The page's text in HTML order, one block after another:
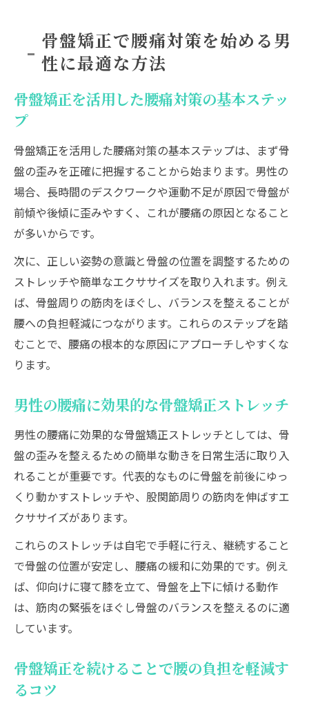
骨盤矯正で腰痛対策を始める男
性に最適な方法
骨盤矯正を活用した腰痛対策の基本ステッ
プ
骨盤矯正を活用した腰痛対策の基本ステップは、まず骨
盤の歪みを正確に把握することから始まります。男性の
場合、長時間のデスクワークや運動不足が原因で骨盤が
前傾や後傾に歪みやすく、これが腰痛の原因となること
が多いからです。
次に、正しい姿勢の意識と骨盤の位置を調整するための
ストレッチや簡単なエクササイズを取り入れます。例え
ば、骨盤周りの筋肉をほぐし、バランスを整えることが
腰への負担軽減につながります。これらのステップを踏
むことで、腰痛の根本的な原因にアプローチしやすくな
ります。
男性の腰痛に効果的な骨盤矯正ストレッチ
男性の腰痛に効果的な骨盤矯正ストレッチとしては、骨
盤の歪みを整えるための簡単な動きを日常生活に取り入
れることが重要です。代表的なものに骨盤を前後にゆっ
くり動かすストレッチや、股関節周りの筋肉を伸ばすエ
クササイズがあります。
これらのストレッチは自宅で手軽に行え、継続すること
で骨盤の位置が安定し、腰痛の緩和に効果的です。例え
ば、仰向けに寝て膝を立て、骨盤を上下に傾ける動作
は、筋肉の緊張をほぐし骨盤のバランスを整えるのに適
しています。
骨盤矯正を続けることで腰の負担を軽減す
るコツ